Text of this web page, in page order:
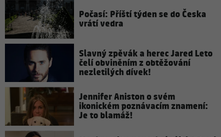
Počasí: Příští týden se do Česka
vrátí vedra
Slavný zpěvák a herec Jared Leto
čelí obviněním z obtěžování
nezletilých dívek!
Jennifer Aniston o svém
ikonickém poznávacím znamení:
Je to blamáž!